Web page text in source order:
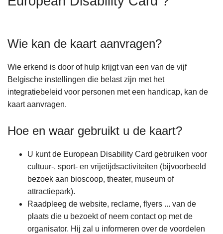
Wie kan de kaart aanvragen?
Wie erkend is door of hulp krijgt van een van de vijf
Belgische instellingen die belast zijn met het
integratiebeleid voor personen met een handicap, kan de
kaart aanvragen.
Hoe en waar gebruikt u de kaart?
U kunt de European Disability Card gebruiken voor
cultuur-, sport- en vrijetijdsactiviteiten (bijvoorbeeld
bezoek aan bioscoop, theater, museum of
attractiepark).
Raadpleeg de website, reclame, flyers ... van de
plaats die u bezoekt of neem contact op met de
organisator. Hij zal u informeren over de voordelen